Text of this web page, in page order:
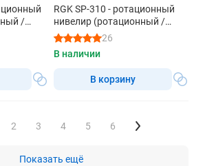
/
RGK SP-310 - ротационный
нивелир (ротационный /
красный луч / 600м с
приемником / ±0,1 мм / АКБ)
26
В наличии
В корзину
2 3 4 5 6
Показать ещё